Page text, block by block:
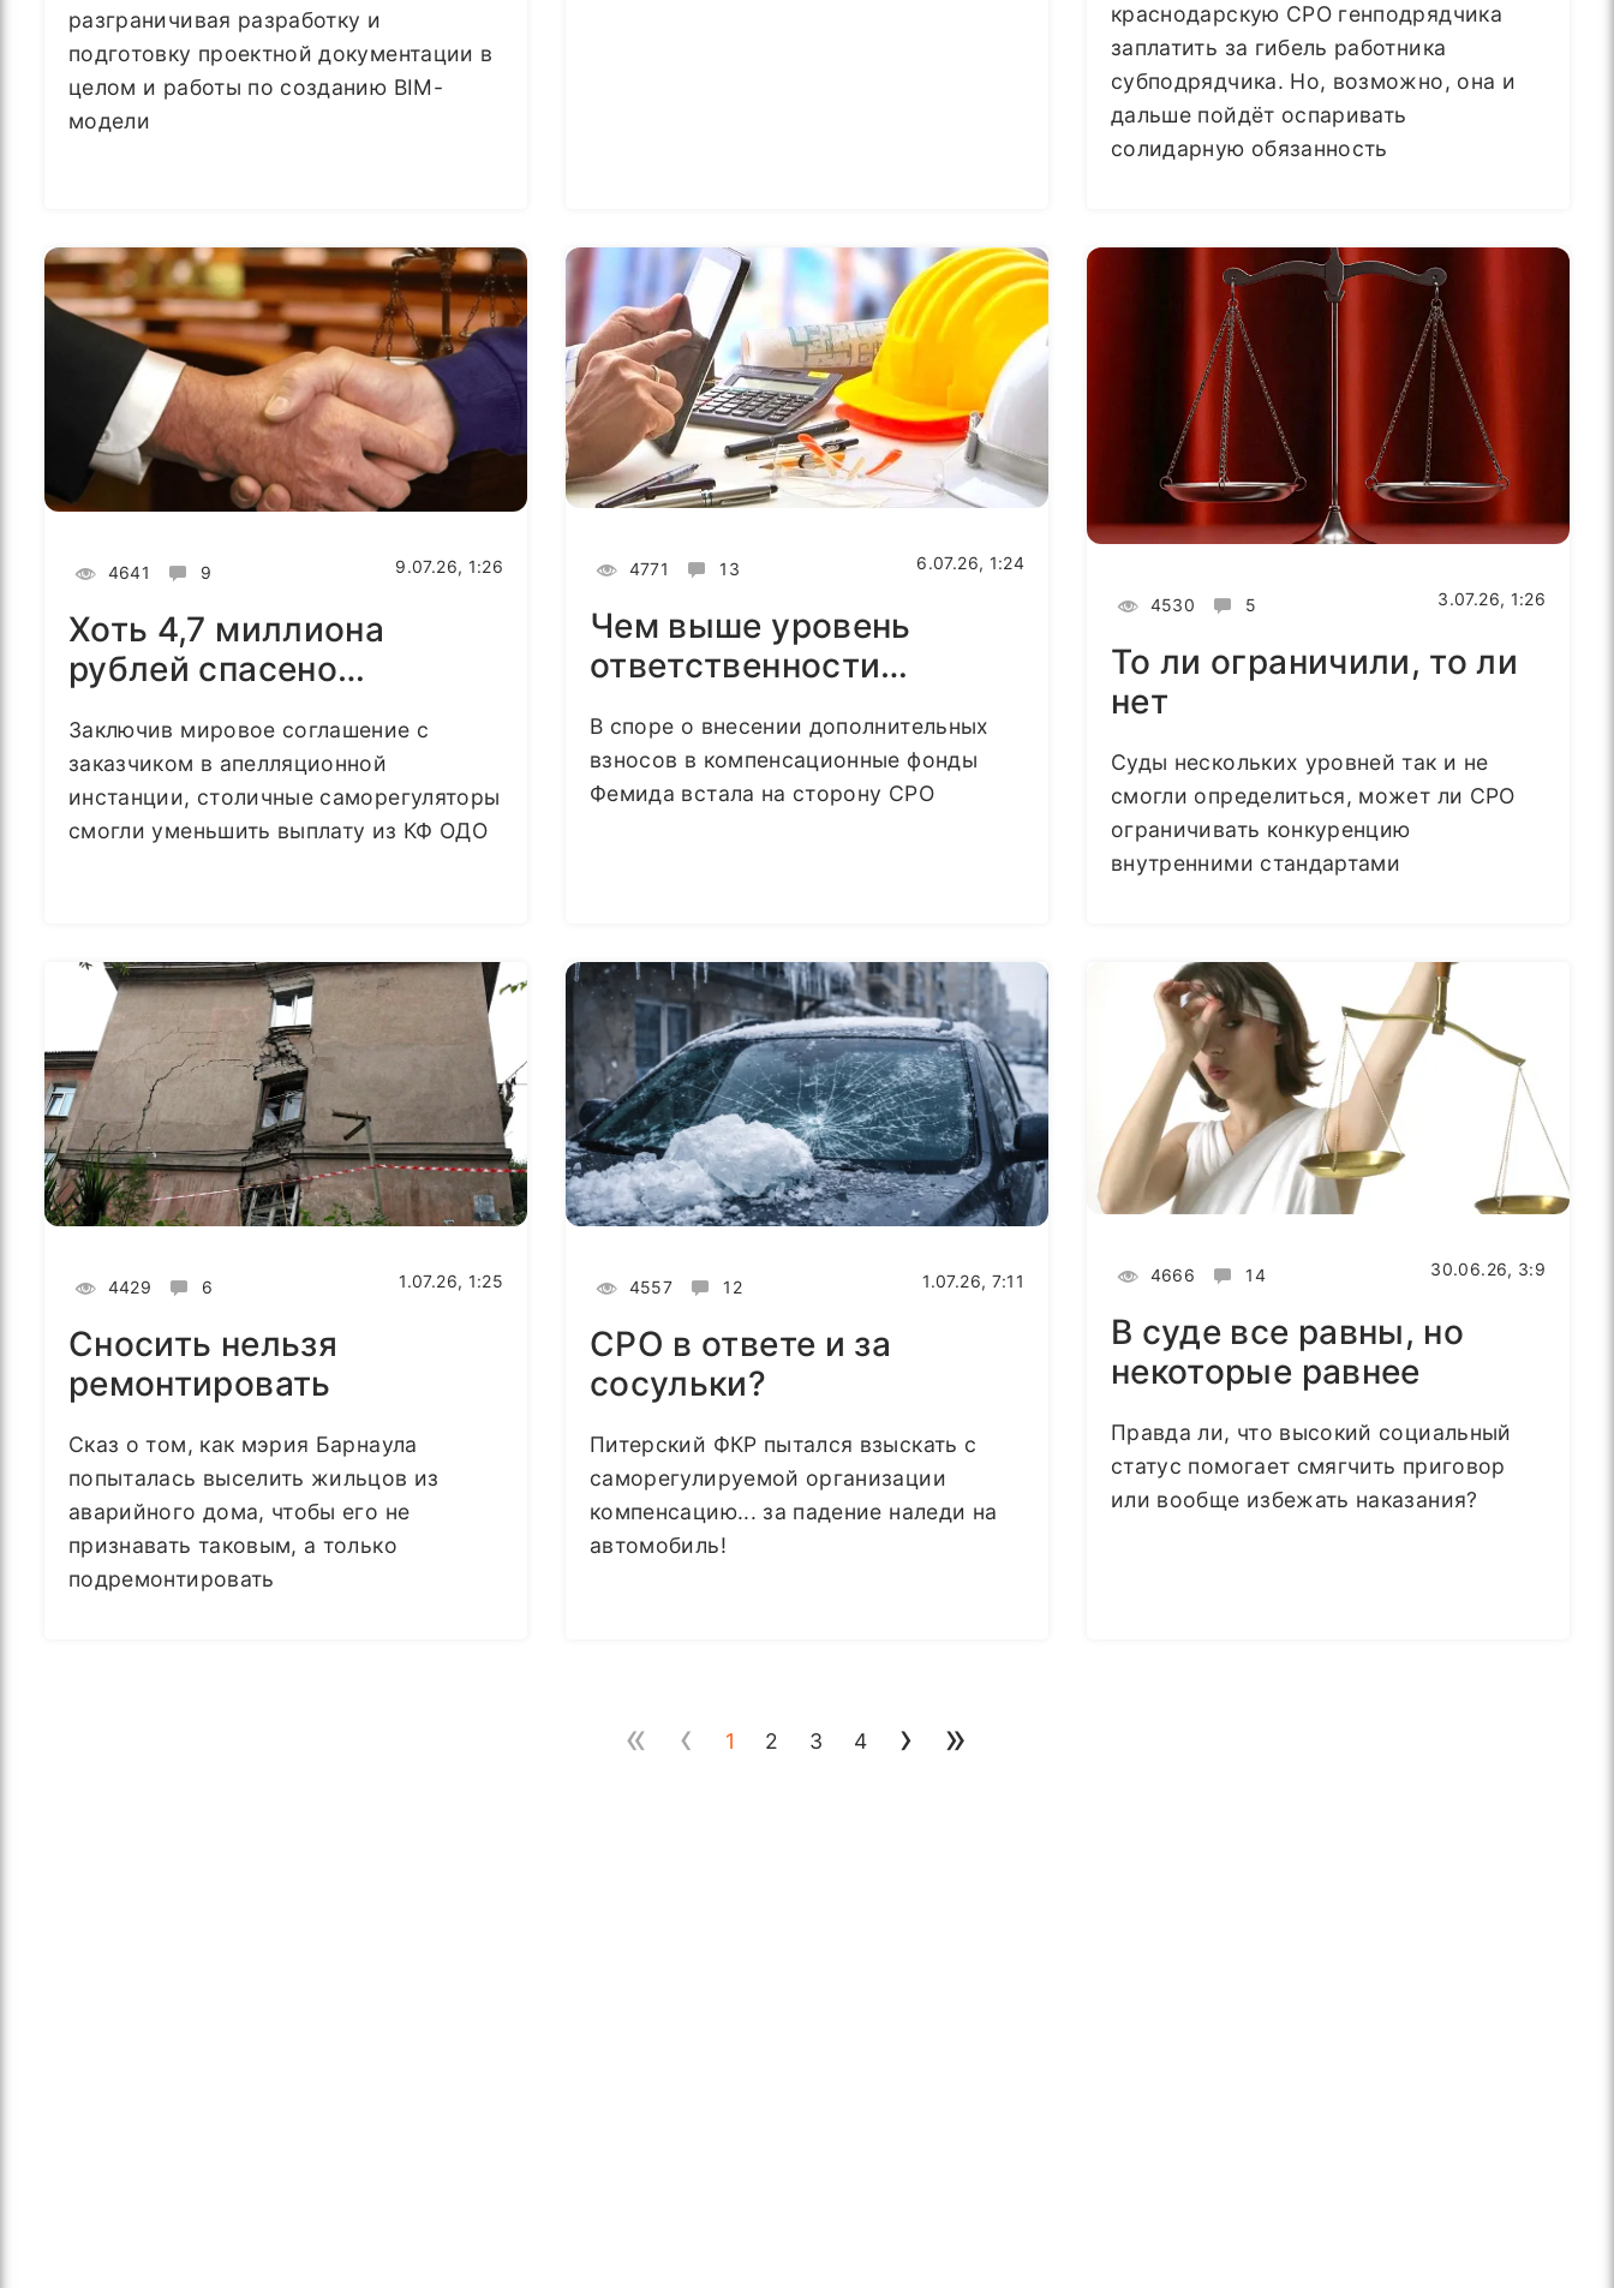
разграничивая разработку и
подготовку проектной документации в
целом и работы по созданию BIM-
модели
краснодарскую СРО генподрядчика
заплатить за гибель работника
субподрядчика. Но, возможно, она и
дальше пойдёт оспаривать
солидарную обязанность
4641 9 9.07.26, 1:26
Хоть 4,7 миллиона
рублей спасено…
Заключив мировое соглашение с
заказчиком в апелляционной
инстанции, столичные саморегуляторы
смогли уменьшить выплату из КФ ОДО
4771 13 6.07.26, 1:24
Чем выше уровень
ответственности…
В споре о внесении дополнительных
взносов в компенсационные фонды
Фемида встала на сторону СРО
4530 5 3.07.26, 1:26
То ли ограничили, то ли
нет
Суды нескольких уровней так и не
смогли определиться, может ли СРО
ограничивать конкуренцию
внутренними стандартами
4429 6 1.07.26, 1:25
Сносить нельзя
ремонтировать
Сказ о том, как мэрия Барнаула
попыталась выселить жильцов из
аварийного дома, чтобы его не
признавать таковым, а только
подремонтировать
4557 12 1.07.26, 7:11
СРО в ответе и за
сосульки?
Питерский ФКР пытался взыскать с
саморегулируемой организации
компенсацию... за падение наледи на
автомобиль!
4666 14 30.06.26, 3:9
В суде все равны, но
некоторые равнее
Правда ли, что высокий социальный
статус помогает смягчить приговор
или вообще избежать наказания?
« ‹ 1 2 3 4 › »